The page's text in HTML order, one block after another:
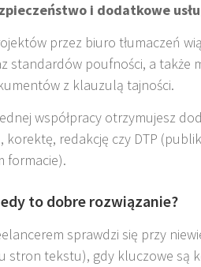
i dodatkowe
przez biuro tłumaczeń
standardów poufności, a także
z klauzulą tajności.
współpracy otrzymujesz
redakcję czy DTP
formacie).
to dobre rozwiązanie?
sprawdzi się przy
stron tekstu), gdy kluczowe są